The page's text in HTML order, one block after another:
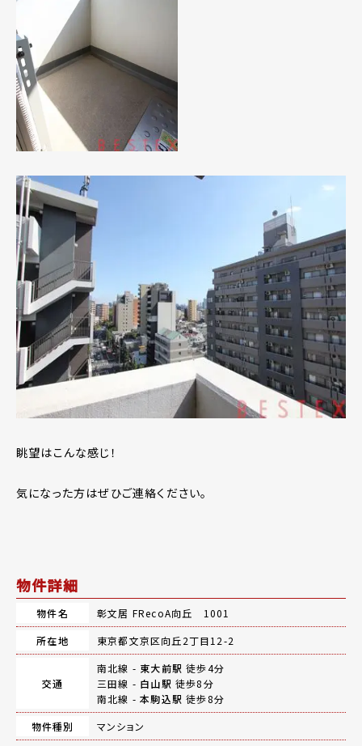
眺望はこんな感じ！
気になった方はぜひご連絡ください。
物件詳細
物件名
彰文居 FRecoA向丘 1001
所在地
東京都文京区向丘2丁目12-2
交通
南北線 - 東大前駅 徒歩4分
三田線 - 白山駅 徒歩8分
南北線 -本駒込駅 徒歩8分
物件種別
マンション